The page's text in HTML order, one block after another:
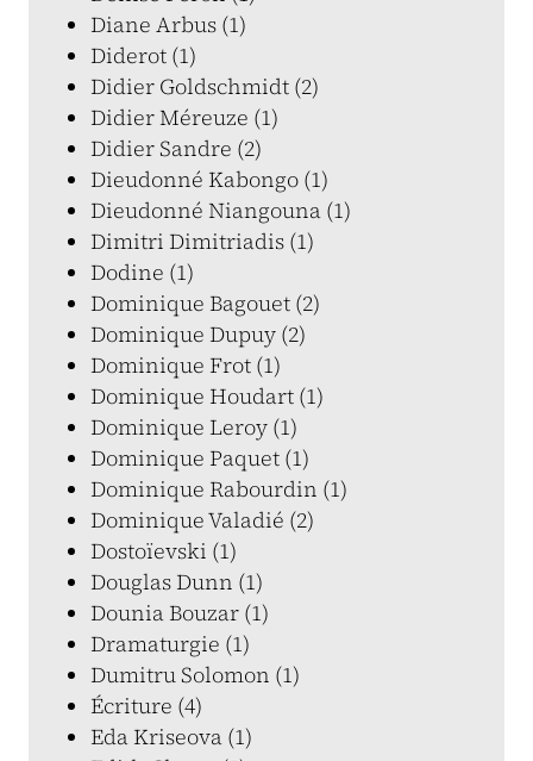
Diane Arbus (1)
Diderot (1)
Didier Goldschmidt (2)
Didier Méreuze (1)
Didier Sandre (2)
Dieudonné Kabongo (1)
Dieudonné Niangouna (1)
Dimitri Dimitriadis (1)
Dodine (1)
Dominique Bagouet (2)
Dominique Dupuy (2)
Dominique Frot (1)
Dominique Houdart (1)
Dominique Leroy (1)
Dominique Paquet (1)
Dominique Rabourdin (1)
Dominique Valadié (2)
Dostoïevski (1)
Douglas Dunn (1)
Dounia Bouzar (1)
Dramaturgie (1)
Dumitru Solomon (1)
Écriture (4)
Eda Kriseova (1)